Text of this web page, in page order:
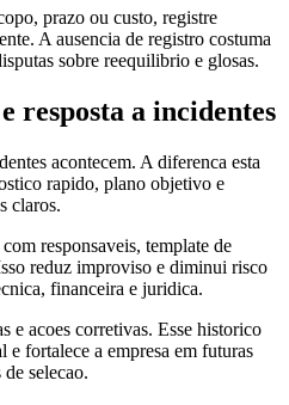
prazo ou custo, registre
A ausencia de registro costuma
sobre reequilibrio e glosas.
resposta a incidentes
acontecem. A diferenca esta
rapido, plano objetivo e
claros.
responsaveis, template de
reduz improviso e diminui risco
financeira e juridica.
e acoes corretivas. Esse historico
e fortalece a empresa em futuras
selecao.